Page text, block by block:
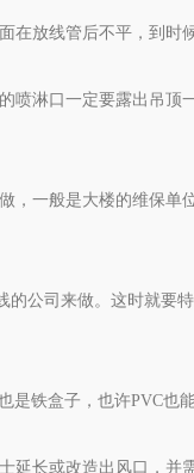
在放线管后不平，到时
喷淋口一定要露出吊顶
，一般是大楼的维保单
公司来做。这时就要
铁盒子，也许PVC也
长或改造出风口，并